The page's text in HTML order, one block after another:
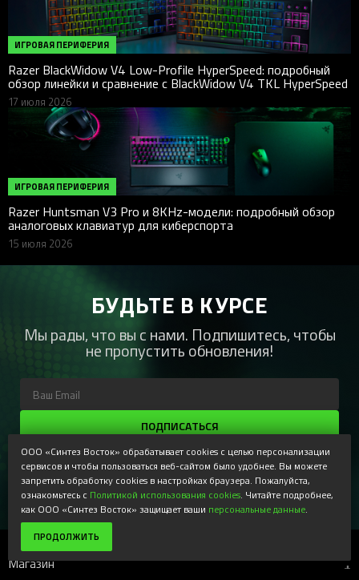
ИГРОВАЯ ПЕРИФЕРИЯ
Razer BlackWidow V4 Low-Profile HyperSpeed: подробный
обзор линейки и сравнение с BlackWidow V4 TKL HyperSpeed
17 июля 2026
ИГРОВАЯ ПЕРИФЕРИЯ
Razer Huntsman V3 Pro и 8KHz-модели: подробный обзор
аналоговых клавиатур для киберспорта
15 июля 2026
БУДЬТЕ В КУРСЕ
Мы рады, что вы с нами. Подпишитесь, чтобы
не пропустить обновления!
ПОДПИСАТЬСЯ
Регистрируясь, Вы соглашаетесь получать наши
информационные рассылки и специальные предложения,
доступные только для подписчиков. Ознакомьтесь с нашей
Политикой конфиденциальности
Магазин +
ООО «Синтез Восток» обрабатывает cookies с целью персонализации
сервисов и чтобы пользоваться веб-сайтом было удобнее. Вы можете
запретить обработку cookies в настройках браузера. Пожалуйста,
ознакомьтесь с Политикой использования cookies . Читайте подробнее,
как ООО «Синтез Восток» защищает ваши персональные данные
ПРОДОЛЖИТЬ